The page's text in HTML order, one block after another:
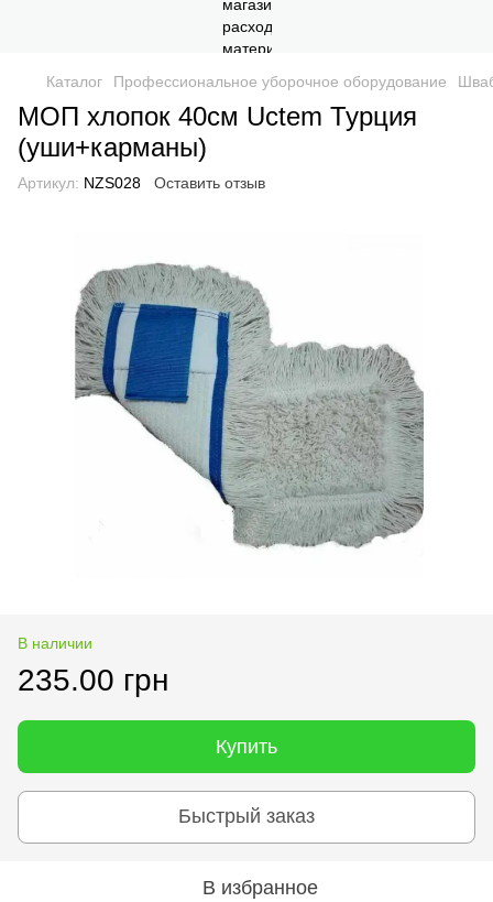
Каталог Профессиональное уборочное оборудование
МОП хлопок 40см Uctem Турция
(уши+карманы)
Артикул: NZS028 Оставить отзыв
В наличии
235.00 грн
Купить
Быстрый заказ
В избранное